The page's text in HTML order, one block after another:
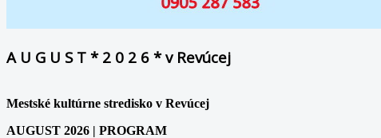
A U G U S T * 2 0 2 6 * v Revúcej
Mestské kultúrne stredisko v Revúcej
AUGUST 2026 | PROGRAM